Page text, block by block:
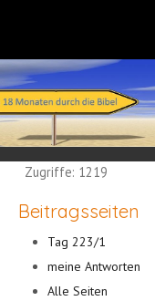
Zugriffe: 1219
Beitragsseiten
Tag 223/1
meine Antworten
Alle Seiten